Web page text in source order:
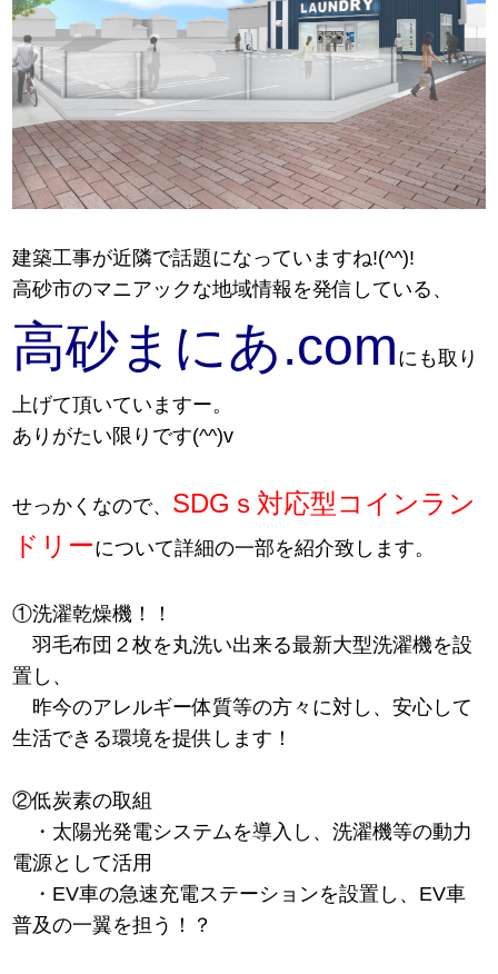
建築工事が近隣で話題になっていますね!(^^)!
高砂市のマニアックな地域情報を発信している、
高砂まにあ.com にも取り
上げて頂いていますー。
ありがたい限りです(^^)v
せっかくなので、 SDGｓ対応型コインラン
ドリーについて詳細の一部を紹介致します。
①洗濯乾燥機！！
羽毛布団２枚を丸洗い出来る最新大型洗濯機を設
置し、
昨今のアレルギー体質等の方々に対し、安心して
生活できる環境を提供します！
②低炭素の取組
・太陽光発電システムを導入し、洗濯機等の動力
電源として活用
・EV車の急速充電ステーションを設置し、EV車
普及の一翼を担う！？